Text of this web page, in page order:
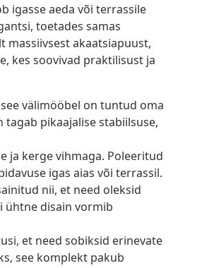
igasse aeda või terrassile
toetades samas
akaatsiapuust,
kes soovivad praktilisust ja
välimööbel on tuntud oma
pikaajalise stabiilsuse,
ja kerge vihmaga. Poleeritud
igas aias või terrassil.
nii, et need oleksid
ühtne disain vormib
et need sobiksid erinevate
see komplekt pakub